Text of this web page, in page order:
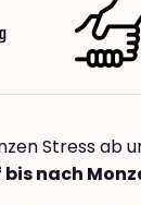
Stress ab
nach